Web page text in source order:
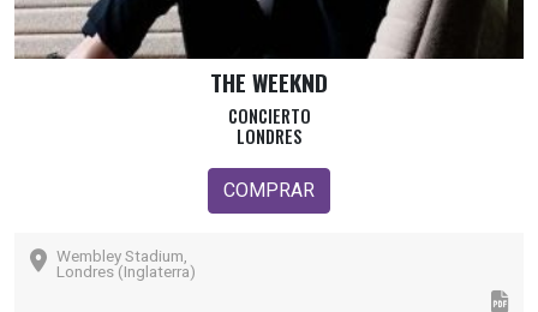
THE WEEKND
CONCIERTO
LONDRES
COMPRAR
Wembley Stadium,
Londres (Inglaterra)